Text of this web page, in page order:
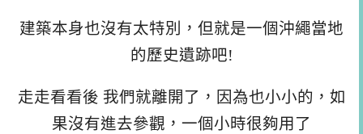
建築本身也沒有太特別，但就是一個沖繩當地
的歷史遺跡吧!
走走看看後 我們就離開了，因為也小小的，如
果沒有進去參觀，一個小時很夠用了